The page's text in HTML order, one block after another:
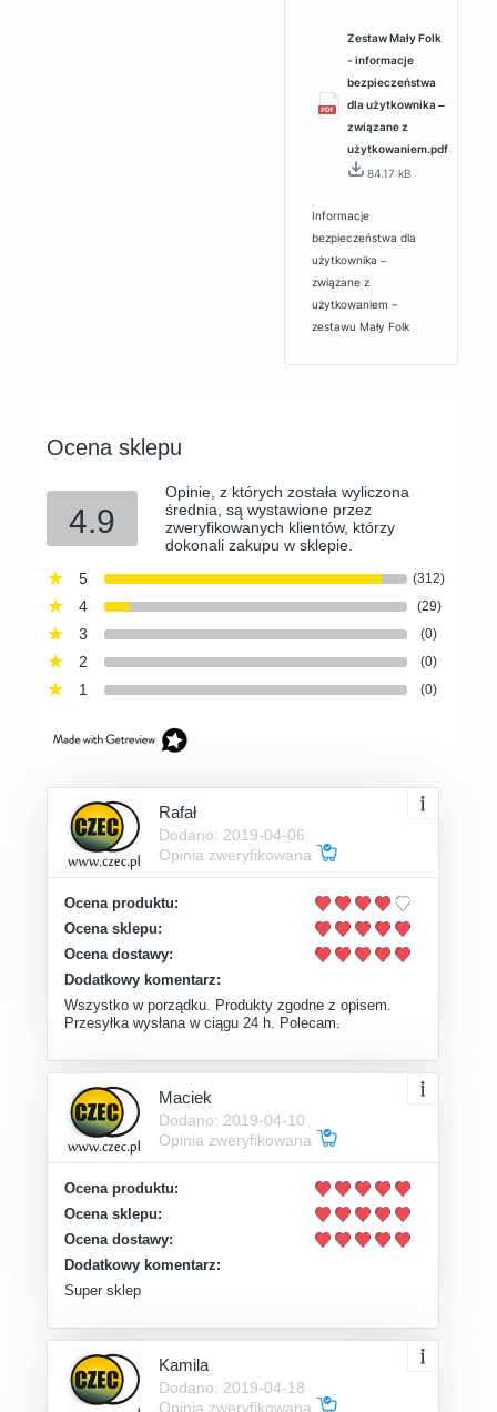
Zestaw Mały Folk
- informacje
bezpieczeństwa
dla użytkownika ‒
związane z
użytkowaniem.pdf
84.17 kB
Informacje
bezpieczeństwa dla
użytkownika ‒
związane z
użytkowaniem –
zestawu Mały Folk
Ocena sklepu
4.9
Opinie, z których została wyliczona
średnia, są wystawione przez
zweryfikowanych klientów, którzy
dokonali zakupu w sklepie.
5
(312)
4 (29)
3 (0)
2 (0)
1 (0)
Rafał
Dodano: 2019-04-06
Opinia zweryfikowana
Ocena produktu:
Ocena sklepu:
Ocena dostawy:
Dodatkowy komentarz:
Wszystko w porządku. Produkty zgodne z opisem.
Przesyłka wysłana w ciągu 24 h. Polecam.
Maciek
Dodano: 2019-04-10
Opinia zweryfikowana
Ocena produktu:
Ocena sklepu:
Ocena dostawy:
Dodatkowy komentarz:
Super sklep
Kamila
Dodano: 2019-04-18
Opinia zweryfikowana